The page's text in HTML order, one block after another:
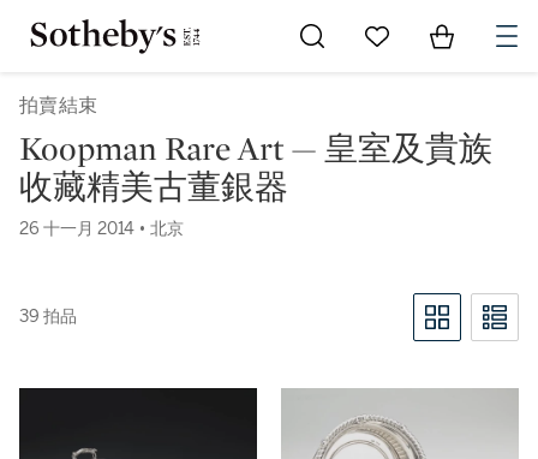
Go to My Favorites
Items in
拍賣結束
Koopman Rare Art — 皇室及貴族
收藏精美古董銀器
26 十一月 2014 • 北京
39 拍品